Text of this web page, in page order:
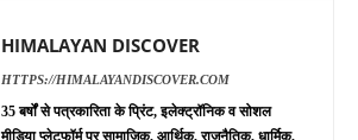
HIMALAYAN DISCOVER
HTTPS://HIMALAYANDISCOVER.COM
35 बर्षों से पत्रकारिता के प्रिंट, इलेक्ट्रॉनिक व सोशल
मीडिया प्लेटफॉर्म पर सामाजिक, आर्थिक, राजनैतिक, धार्मिक,